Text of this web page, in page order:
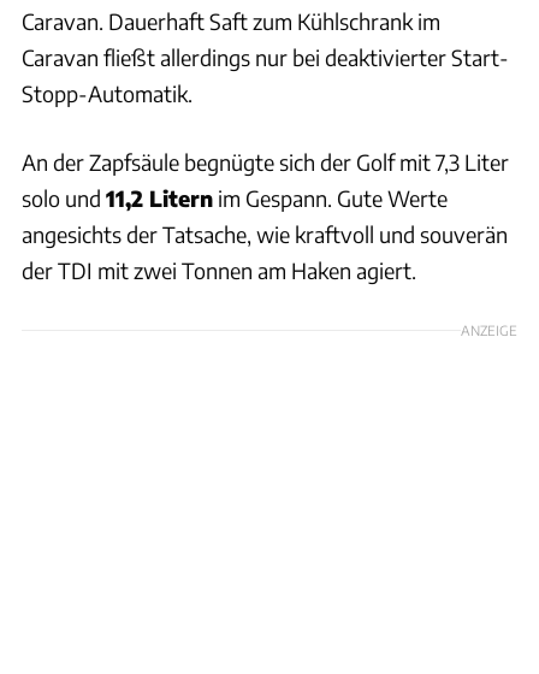
Caravan. Dauerhaft Saft zum Kühlschrank im
Caravan fließt allerdings nur bei deaktivierter Start-
Stopp-Automatik.
An der Zapfsäule begnügte sich der Golf mit 7,3 Liter
solo und 11,2 Litern im Gespann. Gute Werte
angesichts der Tatsache, wie kraftvoll und souverän
der TDI mit zwei Tonnen am Haken agiert.
ANZEIGE